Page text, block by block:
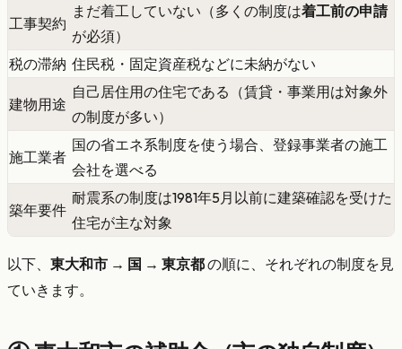
工事契約
まだ着工していない（多くの制度は着工前の申請
が必須）
税の滞納 住民税・固定資産税などに未納がない
建物用途
自己居住用の住宅である（賃貸・事業用は対象外
の制度が多い）
施工業者
国の省エネ系制度を使う場合、登録事業者の施工
会社を選べる
築年要件
耐震系の制度は1981年5月以前に建築確認を受けた
住宅が主な対象
以下、 東大和市 → 国 → 東京都の順に、それぞれの制度を見
ていきます。